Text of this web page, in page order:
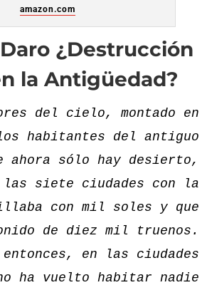
amazon.com
¿Destrucción
la Antigüedad?
del cielo, montado en
habitantes del antiguo
ahora sólo hay desierto,
siete ciudades con la
con mil soles y que
de diez mil truenos.
entonces, en las ciudades
ha vuelto habitar nadie